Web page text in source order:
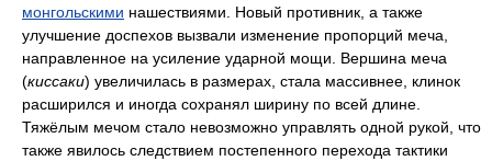
монгольскими нашествиями. Новый противник, а также
улучшение доспехов вызвали изменение пропорций меча,
направленное на усиление ударной мощи. Вершина меча
(киссаки) увеличилась в размерах, стала массивнее, клинок
расширился и иногда сохранял ширину по всей длине.
Тяжёлым мечом стало невозможно управлять одной рукой, что
также явилось следствием постепенного перехода тактики